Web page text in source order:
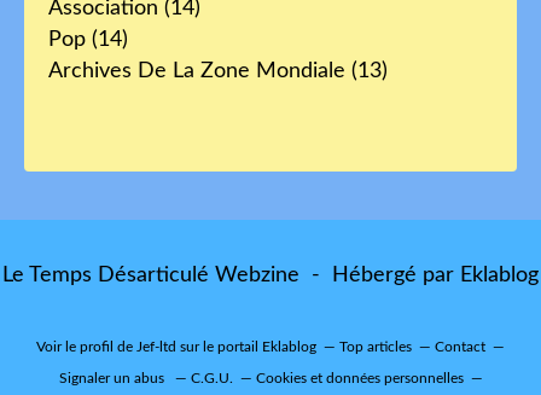
Association (14)
Pop (14)
Archives De La Zone Mondiale (13)
Le Temps Désarticulé Webzine - Hébergé par Eklablog
Voir le profil de Jef-ltd sur le portail Eklablog Top articles Contact
Signaler un abus C.G.U. Cookies et données personnelles